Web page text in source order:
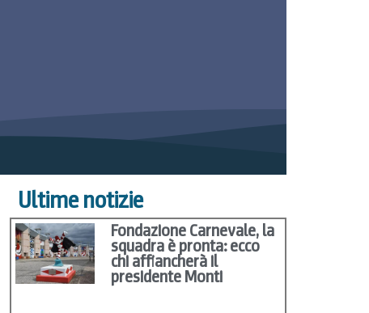
Ultime notizie
Fondazione Carnevale, la
squadra è pronta: ecco
chi affiancherà il
presidente Monti